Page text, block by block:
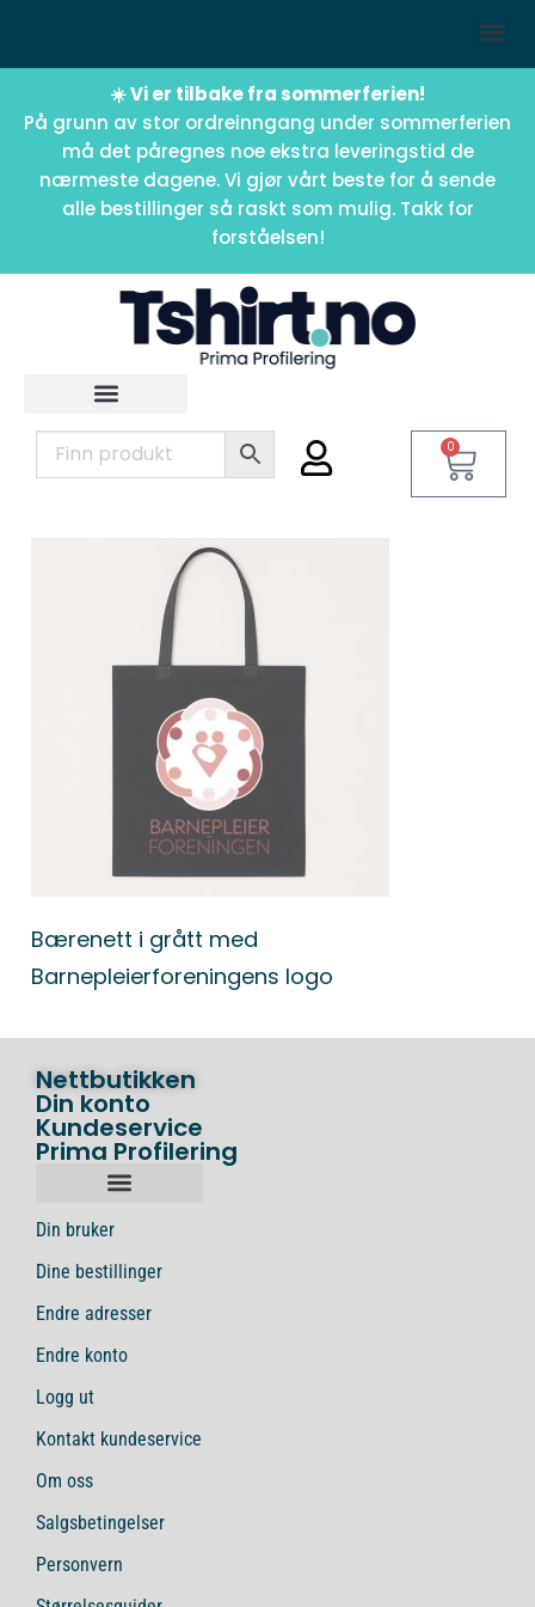
☀️ Vi er tilbake fra sommerferien!
På grunn av stor ordreinngang under sommerferien
må det påregnes noe ekstra leveringstid de
nærmeste dagene. Vi gjør vårt beste for å sende
alle bestillinger så raskt som mulig. Takk for
forståelsen!
0
Bærenett i grått med
Barnepleierforeningens logo
Nettbutikken
Din konto
Kundeservice
Prima Profilering
Din bruker
Dine bestillinger
Endre adresser
Endre konto
Logg ut
Kontakt kundeservice
Om oss
Salgsbetingelser
Personvern